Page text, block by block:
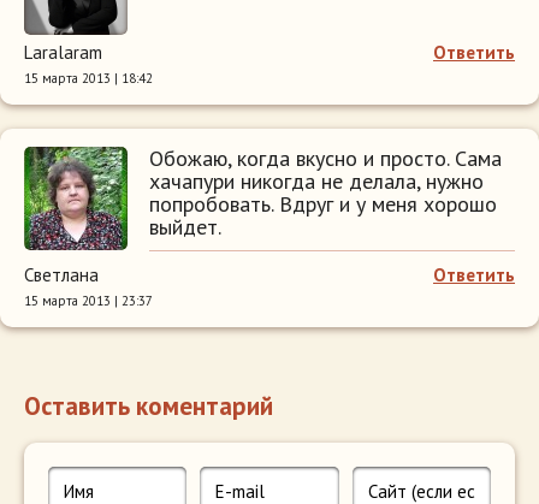
Ответить
Laralaram
15 марта 2013 | 18:42
Обожаю, когда вкусно и просто. Сама
хачапури никогда не делала, нужно
попробовать. Вдруг и у меня хорошо
выйдет.
Ответить
Светлана
15 марта 2013 | 23:37
Оставить коментарий